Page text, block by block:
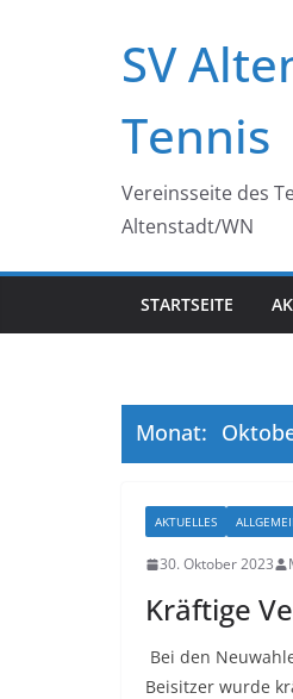
SV
Tennis
Vereinsseite des
Altenstadt/WN
STARTSEITE
Monat:
AKTUELLES
30. Oktober 2023
Kräftige
Bei den
Beisitzer wurde